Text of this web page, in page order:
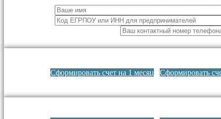
Сформировать счет на 1 месяц Сформировать